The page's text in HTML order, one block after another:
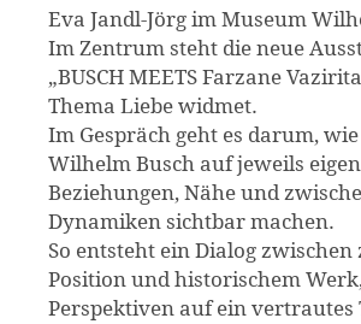
Eva Jandl-Jörg im Museum
Im Zentrum steht die neue
„BUSCH MEETS Farzane
Thema Liebe widmet.
Im Gespräch geht es darum,
Wilhelm Busch auf jeweils
Beziehungen, Nähe und
Dynamiken sichtbar machen.
So entsteht ein Dialog zwischen
Position und historischem
Perspektiven auf ein vertrautes